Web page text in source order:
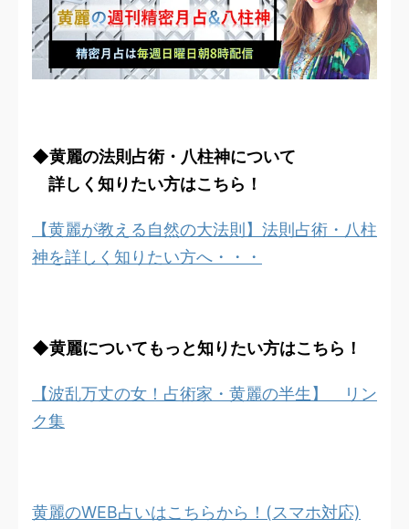
◆黄麗の法則占術・八柱神について
詳しく知りたい方はこちら！
【黄麗が教える自然の大法則】法則占術・八柱
神を詳しく知りたい方へ・・・
◆黄麗についてもっと知りたい方はこちら！
【波乱万丈の女！占術家・黄麗の半生】 リン
ク集
黄麗のWEB占いはこちらから！(スマホ対応)